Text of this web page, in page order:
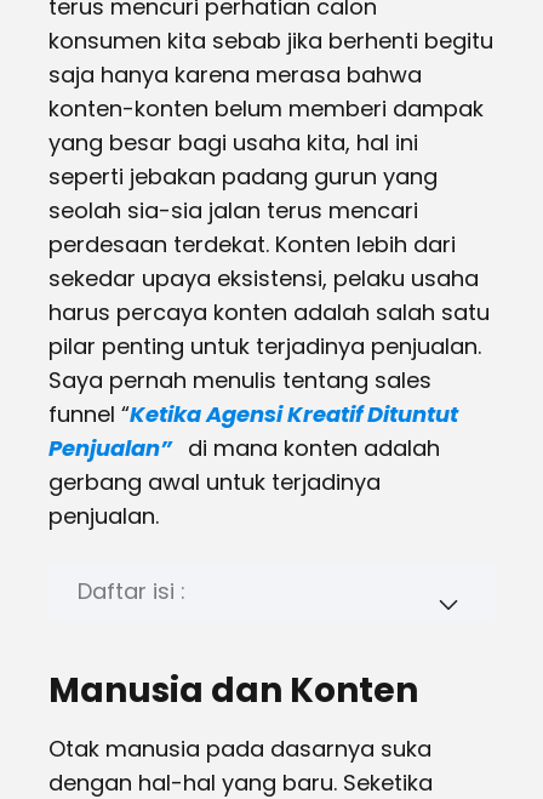
terus mencuri perhatian calon
konsumen kita sebab jika berhenti begitu
saja hanya karena merasa bahwa
konten-konten belum memberi dampak
yang besar bagi usaha kita, hal ini
seperti jebakan padang gurun yang
seolah sia-sia jalan terus mencari
perdesaan terdekat. Konten lebih dari
sekedar upaya eksistensi, pelaku usaha
harus percaya konten adalah salah satu
pilar penting untuk terjadinya penjualan.
Saya pernah menulis tentang sales
funnel “Ketika Agensi Kreatif Dituntut
Penjualan” di mana konten adalah
gerbang awal untuk terjadinya
penjualan.
Daftar isi :
Manusia dan Konten
Otak manusia pada dasarnya suka
dengan hal-hal yang baru. Seketika